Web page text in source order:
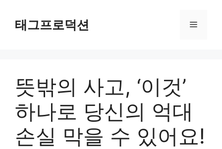
content태그프로덕션 Menu
뜻밖의 사고, ‘이것’
하나로 당신의 억대
손실 막을 수 있어요!